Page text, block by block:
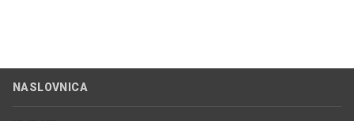
NASLOVNICA